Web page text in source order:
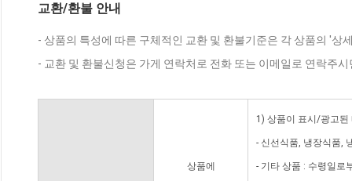
교환/환불 안내
- 상품의 특성에 따른 구체적인 교환 및 환불기준은 각 상품의 '상
- 교환 및 환불신청은 가게 연락처로 전화 또는 이메일로 연락주
상품에
1) 상품이 표시/광고된
- 신선식품, 냉장식품,
- 기타 상품 : 수령일로